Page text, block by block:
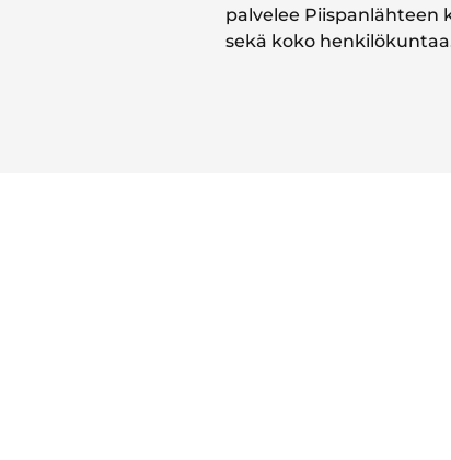
palvelee Piispanlähteen
sekä koko